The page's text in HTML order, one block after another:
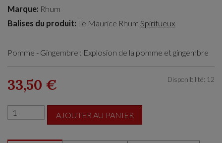
Marque: Rhum
Balises du produit: Ile Maurice Rhum Spiritueux
Pomme - Gingembre : Explosion de la pomme et gingembre
Disponibilité: 12
33,50 €
AJOUTER AU PANIER